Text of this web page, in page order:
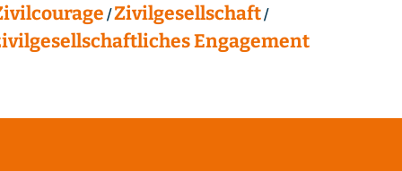
Zivilgesellschaft
Engagement